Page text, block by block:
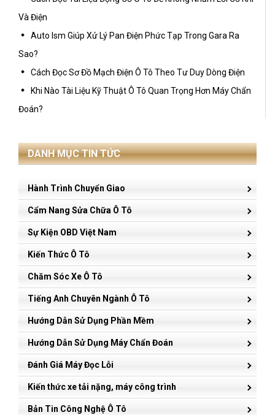
Và Điện
Auto Ism Giúp Xử Lý Pan Điện Phức Tạp Trong Gara Ra
Sao?
Cách Đọc Sơ Đồ Mạch Điện Ô Tô Theo Tư Duy Dòng Điện
Khi Nào Tài Liệu Kỹ Thuật Ô Tô Quan Trọng Hơn Máy Chẩn
Đoán?
DANH MỤC TIN TỨC
Hành Trình Chuyển Giao
Cẩm Nang Sửa Chữa Ô Tô
Sự Kiện OBD Việt Nam
Kiến Thức Ô Tô
Chăm Sóc Xe Ô Tô
Tiếng Anh Chuyên Ngành Ô Tô
Hướng Dẫn Sử Dụng Phần Mềm
Hướng Dẫn Sử Dụng Máy Chẩn Đoán
Đánh Giá Máy Đọc Lỗi
Kiến thức xe tải nặng, máy công trình
Bản Tin Công Nghệ Ô Tô